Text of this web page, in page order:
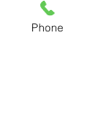
Phone